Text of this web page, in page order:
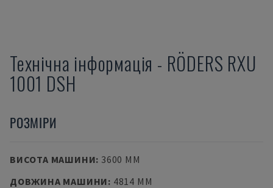
Технічна інформація - RÖDERS RXU
1001 DSH
РОЗМІРИ
ВИСОТА МАШИНИ: 3600 MM
ДОВЖИНА МАШИНИ: 4814 MM